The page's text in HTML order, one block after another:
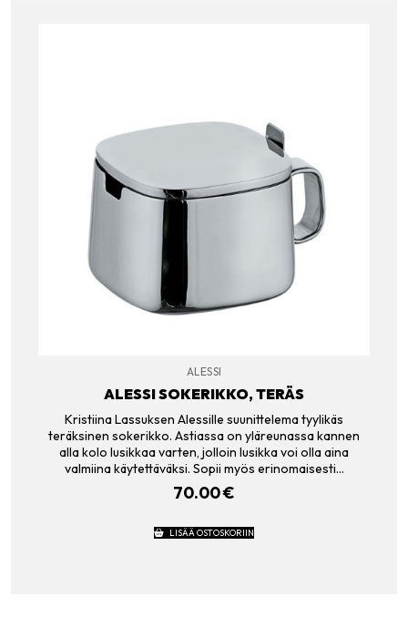
ALESSI
ALESSI SOKERIKKO, TERÄS
Kristiina Lassuksen Alessille suunittelema tyylikäs
teräksinen sokerikko. Astiassa on yläreunassa kannen
alla kolo lusikkaa varten, jolloin lusikka voi olla aina
valmiina käytettäväksi. Sopii myös erinomaisesti…
70.00€
LISÄÄ OSTOSKORIIN